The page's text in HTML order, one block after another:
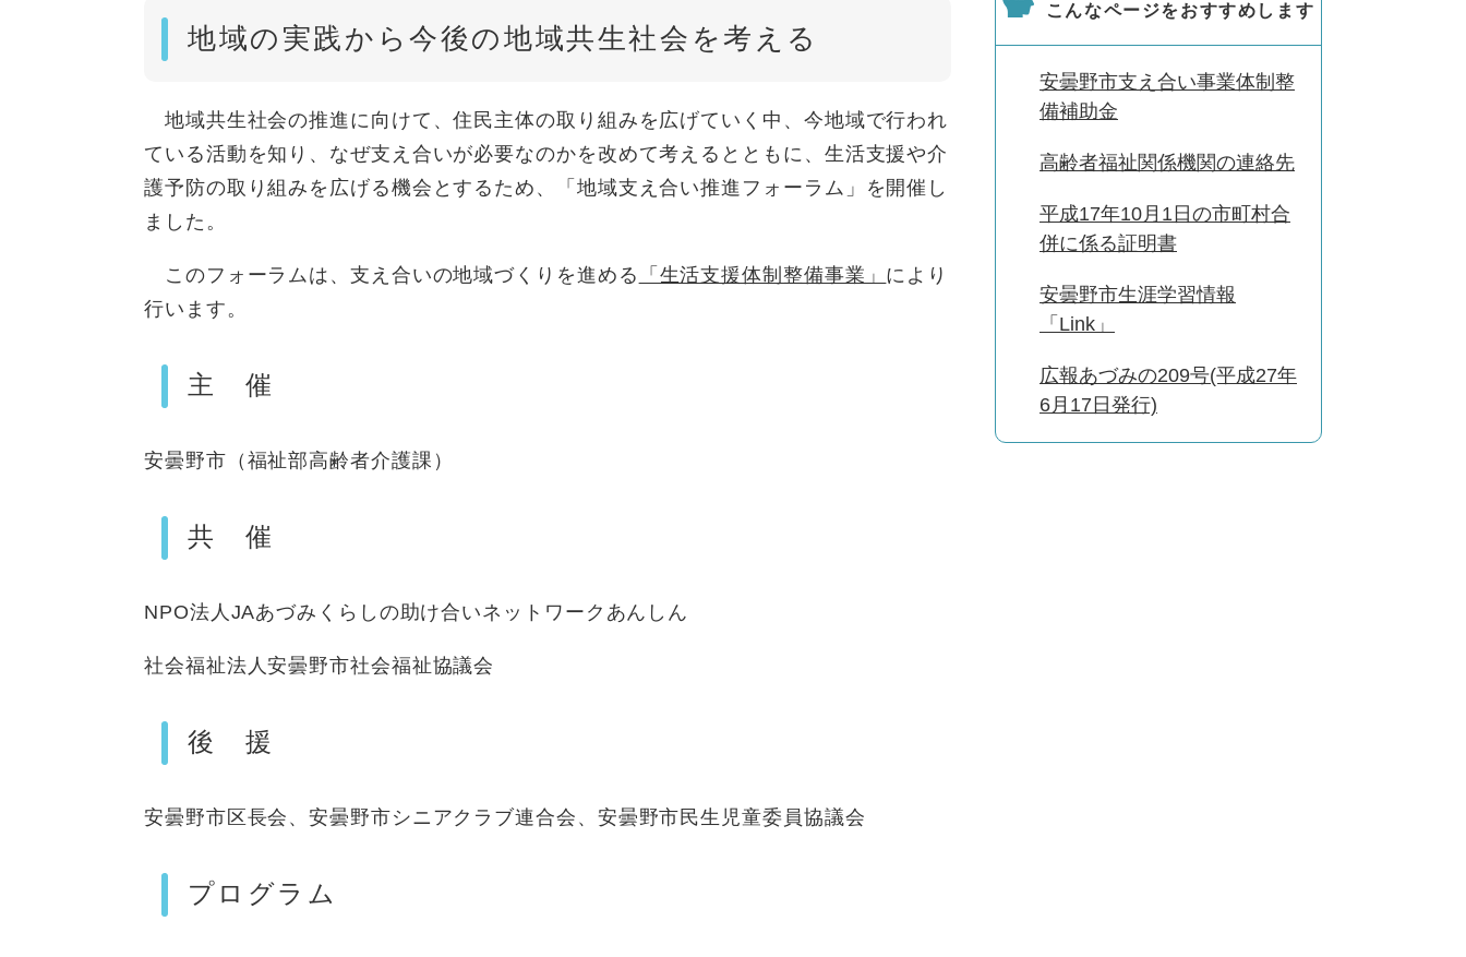
地域の実践から今後の地域共生社会を考える
地域共生社会の推進に向けて、住民主体の取り組みを広げていく中、今地域で行われ
ている活動を知り、なぜ支え合いが必要なのかを改めて考えるとともに、生活支援や介
護予防の取り組みを広げる機会とするため、「地域支え合い推進フォーラム」を開催し
ました。
このフォーラムは、支え合いの地域づくりを進める 「生活支援体制整備事業」 により
行います。
主 催
安曇野市（福祉部高齢者介護課）
共 催
NPO法人JAあづみくらしの助け合いネットワークあんしん
社会福祉法人安曇野市社会福祉協議会
後 援
安曇野市区長会、安曇野市シニアクラブ連合会、安曇野市民生児童委員協議会
プログラム
こんなページをおすすめします
安曇野市支え合い事業体制整
備補助金
高齢者福祉関係機関の連絡先
平成17年10月1日の市町村合
併に係る証明書
安曇野市生涯学習情報
「Link」
広報あづみの209号(平成27年
6月17日発行)